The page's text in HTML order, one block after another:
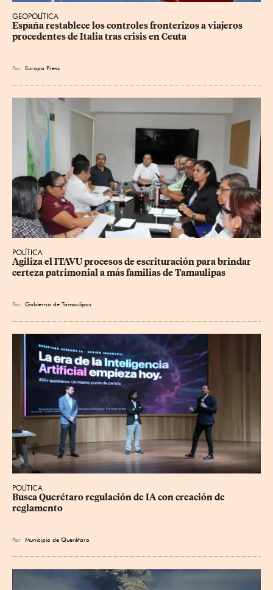
GEOPOLÍTICA
España restablece los controles fronterizos a viajeros
procedentes de Italia tras crisis en Ceuta
Por Europa Press
POLÍTICA
Agiliza el ITAVU procesos de escrituración para brindar
certeza patrimonial a más familias de Tamaulipas
Por Gobierno de Tamaulipas
POLÍTICA
Busca Querétaro regulación de IA con creación de
reglamento
Por Municipio de Querétaro